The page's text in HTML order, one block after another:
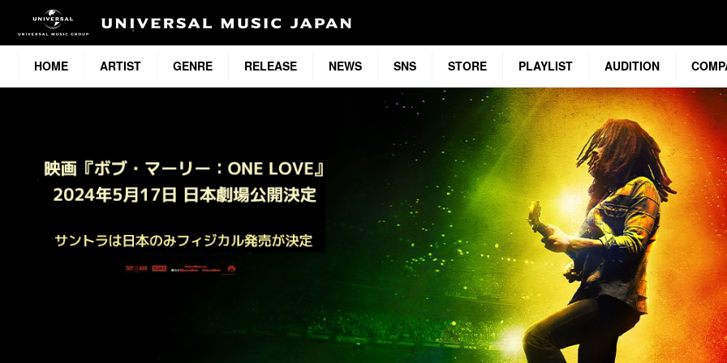
HOME ARTIST GENRE RELEASE NEWS SNS STORE PLAYLIST AUDITION